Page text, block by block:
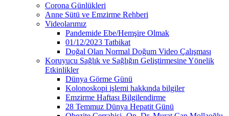
Corona Günlükleri
Anne Sütü ve Emzirme Rehberi
Videolarımız
Pandemide Ebe/Hemşire Olmak
01/12/2023 Tatbikat
Doğal Olan Normal Doğum Video Çalışması
Koruyucu Sağlık ve Sağlığın Geliştirmesine Yönelik
Etkinlikler
Dünya Görme Günü
Kolonoskopi işlemi hakkında bilgiler
Emzirme Haftası Bilgilendirme
28 Temmuz Dünya Hepatit Günü